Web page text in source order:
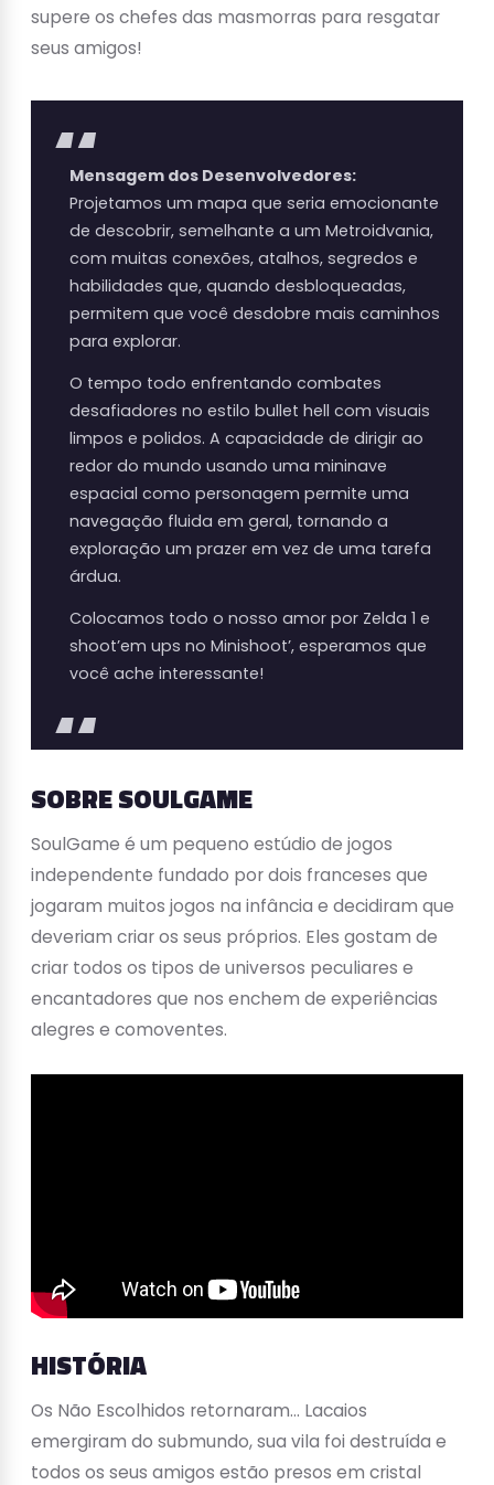
supere os chefes das masmorras para resgatar
seus amigos!
Mensagem dos Desenvolvedores:
Projetamos um mapa que seria emocionante
de descobrir, semelhante a um Metroidvania,
com muitas conexões, atalhos, segredos e
habilidades que, quando desbloqueadas,
permitem que você desdobre mais caminhos
para explorar.
O tempo todo enfrentando combates
desafiadores no estilo bullet hell com visuais
limpos e polidos. A capacidade de dirigir ao
redor do mundo usando uma mininave
espacial como personagem permite uma
navegação fluida em geral, tornando a
exploração um prazer em vez de uma tarefa
árdua.
Colocamos todo o nosso amor por Zelda 1 e
shoot’em ups no Minishoot’, esperamos que
você ache interessante!
SOBRE SOULGAME
SoulGame é um pequeno estúdio de jogos
independente fundado por dois franceses que
jogaram muitos jogos na infância e decidiram que
deveriam criar os seus próprios. Eles gostam de
criar todos os tipos de universos peculiares e
encantadores que nos enchem de experiências
alegres e comoventes.
HISTÓRIA
Os Não Escolhidos retornaram… Lacaios
emergiram do submundo, sua vila foi destruída e
todos os seus amigos estão presos em cristal